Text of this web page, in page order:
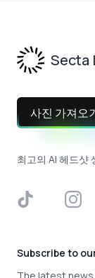
Secta
사진 가져오
최고의 AI 헤드샷
TikTok
Subscribe to